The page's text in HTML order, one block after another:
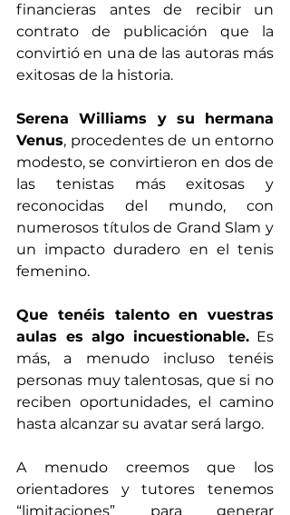
financieras antes de recibir un
contrato de publicación que la
convirtió en una de las autoras más
exitosas de la historia.
Serena Williams y su hermana
Venus, procedentes de un entorno
modesto, se convirtieron en dos de
las tenistas más exitosas y
reconocidas del mundo, con
numerosos títulos de Grand Slam y
un impacto duradero en el tenis
femenino.
Que tenéis talento en vuestras
aulas es algo incuestionable. Es
más, a menudo incluso tenéis
personas muy talentosas, que si no
reciben oportunidades, el camino
hasta alcanzar su avatar será largo.
A menudo creemos que los
orientadores y tutores tenemos
“limitaciones” para generar